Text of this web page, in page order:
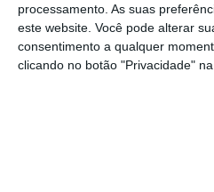
processamento. As suas
este website. Você pode alterar
consentimento a qualquer
clicando no botão "Privacidade"
A não apresentação do
dentro dos prazos previstos
beneficiário tenha acesso à
do presente aviso.